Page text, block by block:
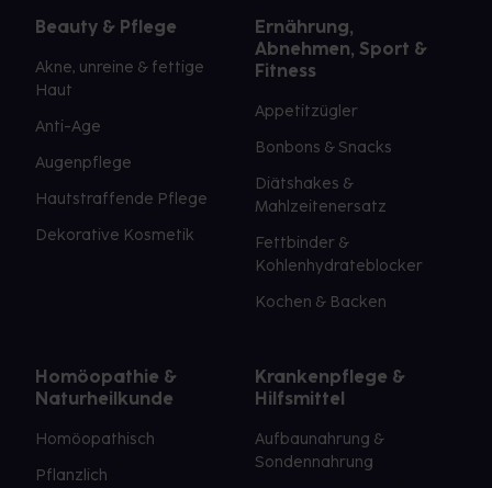
Beauty & Pflege
Akne, unreine & fettige
Haut
Anti-Age
Augenpflege
Hautstraffende Pflege
Dekorative Kosmetik
Ernährung,
Abnehmen, Sport &
Fitness
Appetitzügler
Bonbons & Snacks
Diätshakes &
Mahlzeitenersatz
Fettbinder &
Kohlenhydrateblocker
Kochen & Backen
Homöopathie &
Naturheilkunde
Homöopathisch
Pflanzlich
Krankenpflege &
Hilfsmittel
Aufbaunahrung &
Sondennahrung